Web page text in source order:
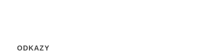
ODKAZY